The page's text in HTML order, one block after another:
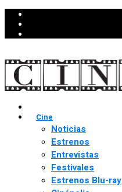
Cine
Noticias
Estrenos
Entrevistas
Festivales
Estrenos Blu-ray